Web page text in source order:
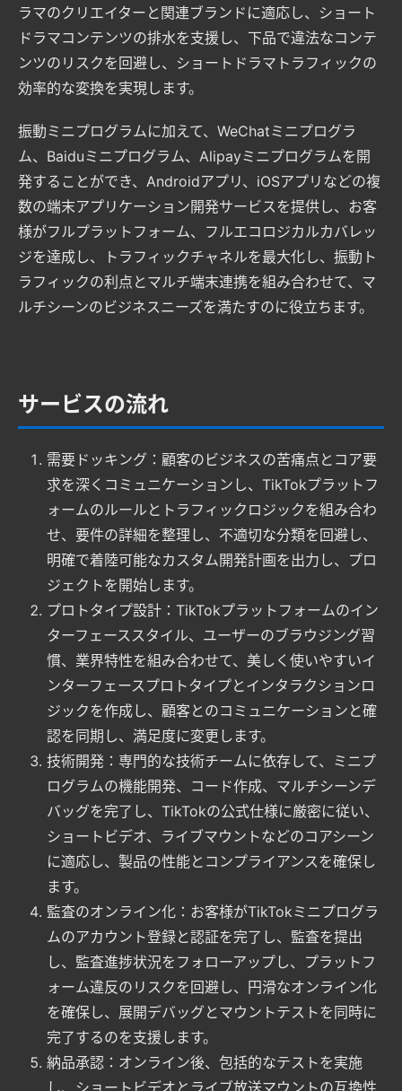
ラマのクリエイターと関連ブランドに適応し、ショート
ドラマコンテンツの排水を支援し、下品で違法なコンテ
ンツのリスクを回避し、ショートドラマトラフィックの
効率的な変換を実現します。
振動ミニプログラムに加えて、WeChatミニプログラ
ム、Baiduミニプログラム、Alipayミニプログラムを開
発することができ、Androidアプリ、iOSアプリなどの複
数の端末アプリケーション開発サービスを提供し、お客
様がフルプラットフォーム、フルエコロジカルカバレッ
ジを達成し、トラフィックチャネルを最大化し、振動ト
ラフィックの利点とマルチ端末連携を組み合わせて、マ
ルチシーンのビジネスニーズを満たすのに役立ちます。
サービスの流れ
需要ドッキング：顧客のビジネスの苦痛点とコア要
求を深くコミュニケーションし、TikTokプラットフ
ォームのルールとトラフィックロジックを組み合わ
せ、要件の詳細を整理し、不適切な分類を回避し、
明確で着陸可能なカスタム開発計画を出力し、プロ
ジェクトを開始します。
プロトタイプ設計：TikTokプラットフォームのイン
ターフェーススタイル、ユーザーのブラウジング習
慣、業界特性を組み合わせて、美しく使いやすいイ
ンターフェースプロトタイプとインタラクションロ
ジックを作成し、顧客とのコミュニケーションと確
認を同期し、満足度に変更します。
技術開発：専門的な技術チームに依存して、ミニプ
ログラムの機能開発、コード作成、マルチシーンデ
バッグを完了し、TikTokの公式仕様に厳密に従い、
ショートビデオ、ライブマウントなどのコアシーン
に適応し、製品の性能とコンプライアンスを確保し
ます。
監査のオンライン化：お客様がTikTokミニプログラ
ムのアカウント登録と認証を完了し、監査を提出
し、監査進捗状況をフォローアップし、プラットフ
ォーム違反のリスクを回避し、円滑なオンライン化
を確保し、展開デバッグとマウントテストを同時に
完了するのを支援します。
納品承認：オンライン後、包括的なテストを実施
し、ショートビデオとライブ放送マウントの互換性